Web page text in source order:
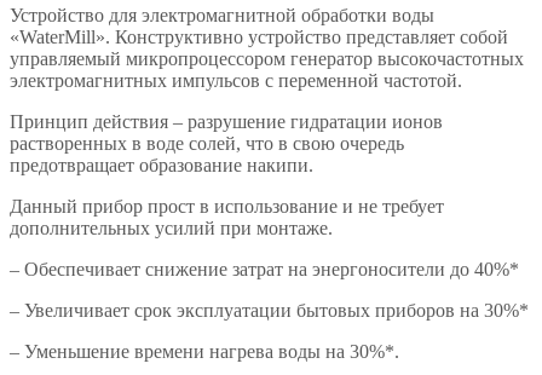
Устройство для электромагнитной обработки воды
«WaterMill». Конструктивно устройство представляет собой
управляемый микропроцессором генератор высокочастотных
электромагнитных импульсов с переменной частотой.
Принцип действия – разрушение гидратации ионов
растворенных в воде солей, что в свою очередь
предотвращает образование накипи.
Данный прибор прост в использование и не требует
дополнительных усилий при монтаже.
– Обеспечивает снижение затрат на энергоносители до 40%*
– Увеличивает срок эксплуатации бытовых приборов на 30%*
– Уменьшение времени нагрева воды на 30%*.